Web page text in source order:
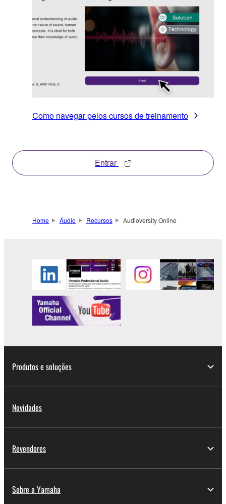
Como navegar pelos cursos de treinamento
Entrar
Home Áudio Recursos Audioversity Online
Produtos e soluções
Novidades
Revendores
Sobre a Yamaha